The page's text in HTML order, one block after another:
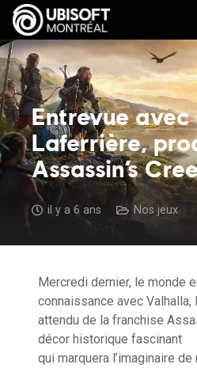
Entrevue avec
Laferrière,
Assassin’s
il y a 6 ans Nos jeux
Mercredi dernier, le monde
connaissance avec Valhalla,
attendu de la franchise
décor historique fascinant
qui marquera l’imaginaire